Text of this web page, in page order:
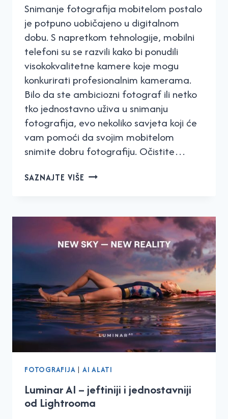
Snimanje fotografija mobitelom postalo
je potpuno uobičajeno u digitalnom
dobu. S napretkom tehnologije, mobilni
telefoni su se razvili kako bi ponudili
visokokvalitetne kamere koje mogu
konkurirati profesionalnim kamerama.
Bilo da ste ambiciozni fotograf ili netko
tko jednostavno uživa u snimanju
fotografija, evo nekoliko savjeta koji će
vam pomoći da svojim mobitelom
snimite dobru fotografiju. Očistite…
SAZNAJTE VIŠE KAKO
FOTOGRAFIJU
MOBITELOM?
FOTOGRAFIJA | AI ALATI
Luminar AI – jeftiniji i jednostavniji
od Lightrooma